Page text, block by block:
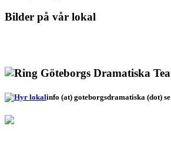
Bilder på vår lokal
info (at) goteborgsdramatiska (dot) se